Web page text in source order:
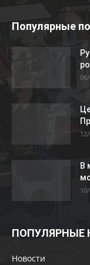
Популярные
В
ПОПУЛЯРНЫЕ
Новости